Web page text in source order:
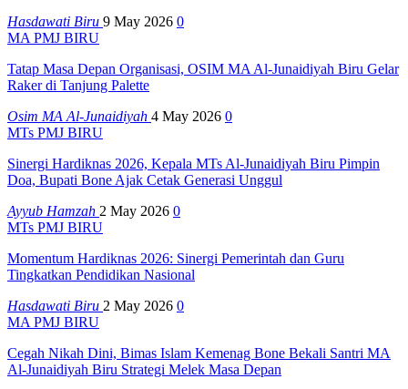
Hasdawati Biru 9 May 2026 0
MA PMJ BIRU
Tatap Masa Depan Organisasi, OSIM MA Al-Junaidiyah Biru Gelar
Raker di Tanjung Palette
Osim MA Al-Junaidiyah 4 May 2026 0
MTs PMJ BIRU
Sinergi Hardiknas 2026, Kepala MTs Al-Junaidiyah Biru Pimpin
Doa, Bupati Bone Ajak Cetak Generasi Unggul
Ayyub Hamzah 2 May 2026 0
MTs PMJ BIRU
Momentum Hardiknas 2026: Sinergi Pemerintah dan Guru
Tingkatkan Pendidikan Nasional
Hasdawati Biru 2 May 2026 0
MA PMJ BIRU
Cegah Nikah Dini, Bimas Islam Kemenag Bone Bekali Santri MA
Al-Junaidiyah Biru Strategi Melek Masa Depan